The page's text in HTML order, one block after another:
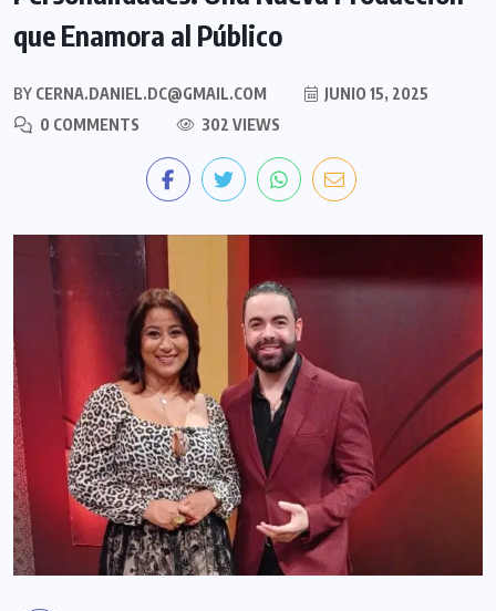
que Enamora al Público
BY CERNA.DANIEL.DC@GMAIL.COM
JUNIO 15, 2025
0 COMMENTS
302 VIEWS